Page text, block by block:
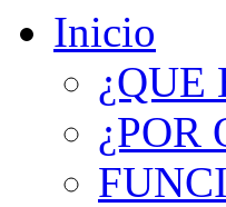
Inicio
¿QUE
¿POR